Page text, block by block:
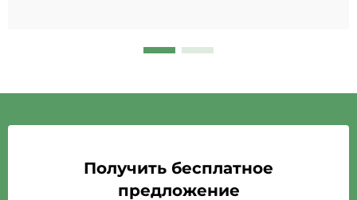
Получить бесплатное
предложение